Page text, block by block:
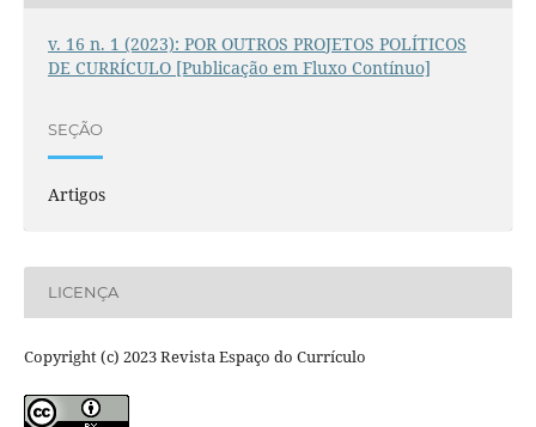
v. 16 n. 1 (2023): POR OUTROS PROJETOS POLÍTICOS
DE CURRÍCULO [Publicação em Fluxo Contínuo]
SEÇÃO
Artigos
LICENÇA
Copyright (c) 2023 Revista Espaço do Currículo